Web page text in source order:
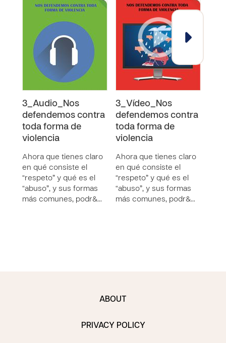
3_Audio_Nos
defendemos contra
toda forma de
violencia
Ahora que tienes claro
en qué consiste el
“respeto” y qué es el
“abuso”, y sus formas
más comunes, podr&…
3_Vídeo_Nos
defendemos contra
toda forma de
violencia
Ahora que tienes claro
en qué consiste el
“respeto” y qué es el
“abuso”, y sus formas
más comunes, podr&…
ABOUT
PRIVACY POLICY